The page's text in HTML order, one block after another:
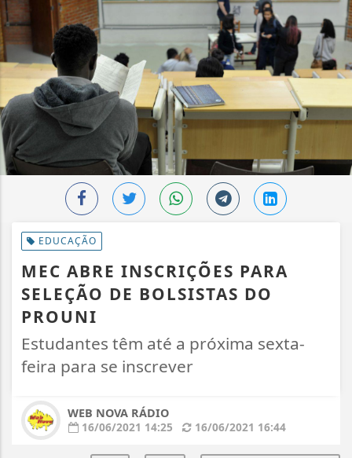
EDUCAÇÃO
MEC ABRE INSCRIÇÕES PARA
SELEÇÃO DE BOLSISTAS DO
PROUNI
Estudantes têm até a próxima sexta-
feira para se inscrever
WEB NOVA RÁDIO
16/06/2021 14:25
16/06/2021 16:44